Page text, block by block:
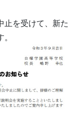
止を受けて、新た